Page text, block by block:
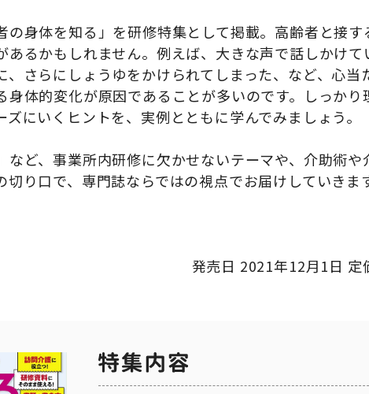
の身体を知る」を研修特集として掲載。高齢者と接
あるかもしれません。例えば、大きな声で話しかけ
、さらにしょうゆをかけられてしまった、など、心
身体的変化が原因であることが多いのです。しっか
にいくヒントを、実例とともに学んでみましょう。
など、事業所内研修に欠かせないテーマや、介助術
り口で、専門誌ならではの視点でお届けしていきま
発売日 2021年12月1日 定